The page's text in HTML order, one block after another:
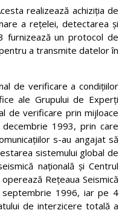
realizează achiziția de
a rețelei, detectarea și
furnizează un protocol de
a transmite datelor în
de verificare a condiţiilor
ale Grupului de Experţi
de verificare prin mijloace
1993, prin care
s-au angajat să
sistemului global de
naţională şi Centrul
Reţeaua Seismică
septembrie 1996, iar pe 4
de interzicere totală a